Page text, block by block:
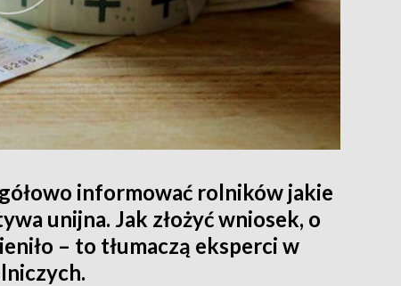
informować rolników jakie
unijna. Jak złożyć wniosek, o
– to tłumaczą eksperci w